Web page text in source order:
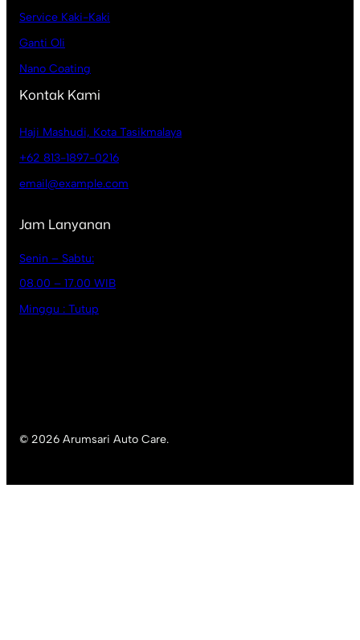
Service Kaki-Kaki
Ganti Oli
Nano Coating
Kontak Kami
Haji Mashudi, Kota Tasikmalaya
+62 813-1897-0216
email@example.com
Jam Lanyanan
Senin – Sabtu:
08.00 – 17.00 WIB
Minggu : Tutup
© 2026 Arumsari Auto Care.